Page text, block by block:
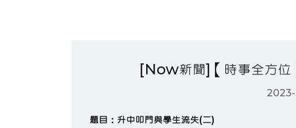
[Now新聞]【時事全方位
題目：升中叩門與學生流失(二)